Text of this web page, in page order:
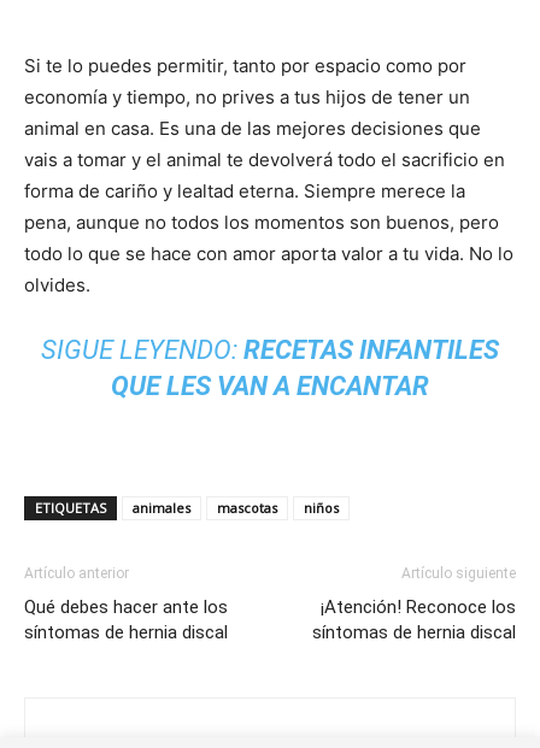
Si te lo puedes permitir, tanto por espacio como por
economía y tiempo, no prives a tus hijos de tener un
animal en casa. Es una de las mejores decisiones que
vais a tomar y el animal te devolverá todo el sacrificio en
forma de cariño y lealtad eterna. Siempre merece la
pena, aunque no todos los momentos son buenos, pero
todo lo que se hace con amor aporta valor a tu vida. No lo
olvides.
SIGUE LEYENDO: RECETAS INFANTILES
QUE LES VAN A ENCANTAR
ETIQUETAS animales mascotas niños
Artículo anterior
Qué debes hacer ante los
síntomas de hernia discal
Artículo siguiente
¡Atención! Reconoce los
síntomas de hernia discal